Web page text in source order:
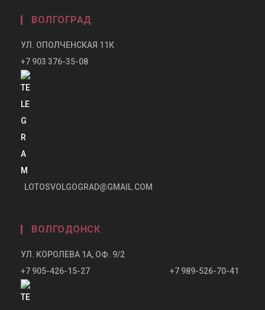
ВОЛГОГРАД
УЛ. ОПОЛЧЕНСКАЯ 11К
+7 903 376-35-08
LOTOSVOLGOGRAD@GMAIL.COM
ВОЛГОДОНСК
УЛ. КОРОЛЕВА 1А, ОФ. 9/2
+7 905-426-15-27 +7 989-526-70-41